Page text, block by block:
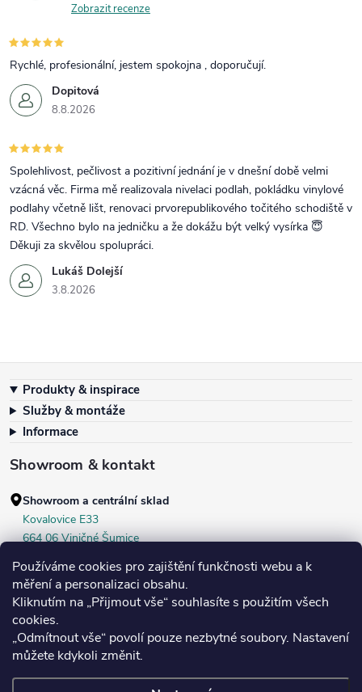
Používáme cookies pro zajištění funkčnosti webu a k
měření a personalizaci obsahu.
Kliknutím na „Přijmout vše“ souhlasíte s použitím všech
cookies.
„Odmítnout vše“ povolí pouze nezbytné soubory. Nastavení
můžete kdykoli změnit.
Zobrazit recenze
Dopitová
8.8.2026
Rychlé, profesionální, jestem spokojna , doporučují.
Lukáš Dolejší
3.8.2026
Spolehlivost, pečlivost a pozitivní jednání je v dnešní době velmi
vzácná věc. Firma mě realizovala nivelaci podlah, pokládku vinylové
podlahy včetně lišt, renovaci prvorepublikového točitého schodiště v
RD. Všechno bylo na jedničku a že dokážu být velký vysírka 😇
Děkuji za skvělou spolupráci.
Produkty & inspirace
Služby & montáže
Informace
Showroom & kontakt
Showroom a centrální sklad
Kovalovice E33
664 06 Viničné Šumice
+420 604 536 499
Po–Pá:7:30–16:00
Středa:
Sobota:8:00–10:00